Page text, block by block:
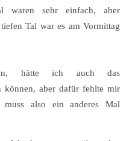
waren sehr einfach, aber
Tal war es am Vormittag
hätte ich auch das
können, aber dafür fehlte mir
also ein anderes Mal